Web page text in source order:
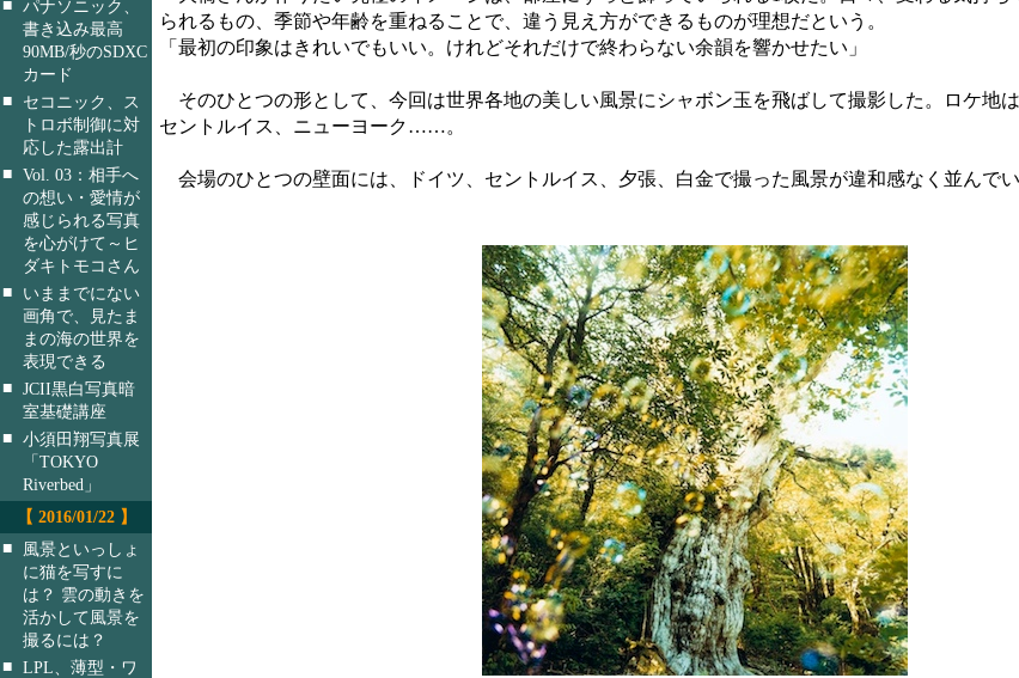
■ パナソニック、
書き込み最高
90MB/秒のSDXC
カード
■
セコニック、ス
トロボ制御に対
応した露出計
■ Vol. 03：相手へ
の想い・愛情が
感じられる写真
を心がけて～ヒ
ダキトモコさん
■
いままでにない
画角で、見たま
まの海の世界を
表現できる
■ JCII黒白写真暗
室基礎講座
■ 小須田翔写真展
「TOKYO
Riverbed」
【 2016/01/22 】
■
風景といっしょ
に猫を写すに
は？ 雲の動きを
活かして風景を
撮るには？
■ LPL、薄型・ワ
られるもの、季節や年齢を重ねることで、違う見え方ができるものが理想だという。
「最初の印象はきれいでもいい。けれどそれだけで終わらない余韻を響かせたい」
そのひとつの形として、今回は世界各地の美しい風景にシャボン玉を飛ばして撮影した。ロケ地は
セントルイス、ニューヨーク……。
会場のひとつの壁面には、ドイツ、セントルイス、夕張、白金で撮った風景が違和感なく並んでい